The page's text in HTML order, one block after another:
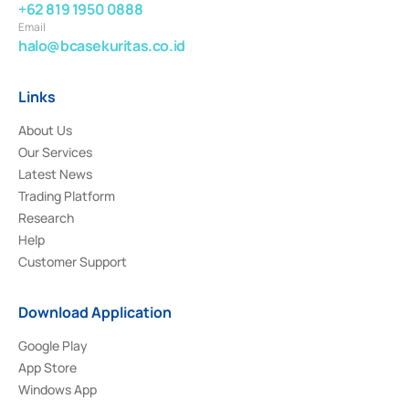
+62 819 1950 0888
Email
halo@bcasekuritas.co.id
Links
About Us
Our Services
Latest News
Trading Platform
Research
Help
Customer Support
Download Application
Google Play
App Store
Windows App